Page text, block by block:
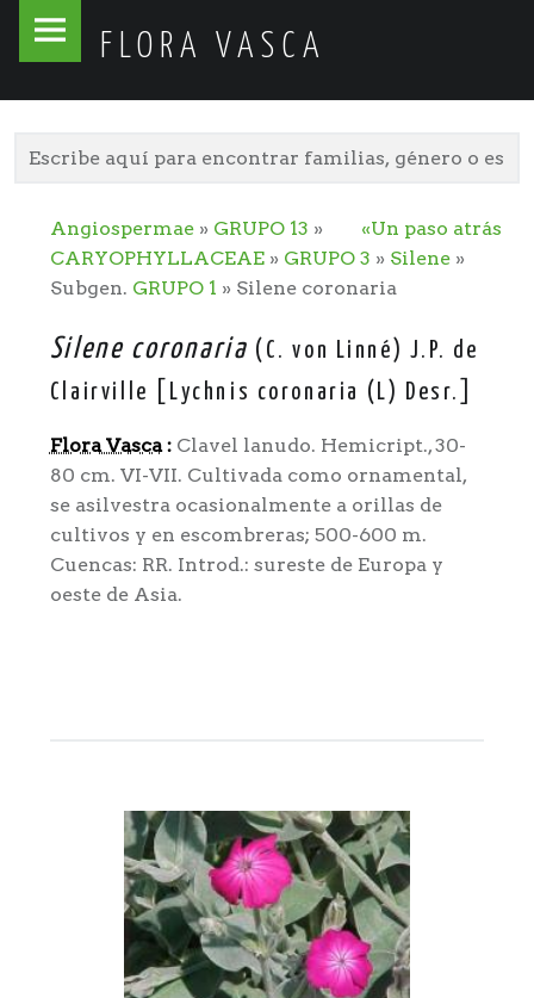
FLORA VASCA
Flora
Skip
«Un paso atrás
Angiospermae» GRUPO 13 »
CARYOPHYLLACEAE» GRUPO 3 » Silene»
Subgen. GRUPO 1 » Silene coronaria
Silene coronaria (C. von Linné) J.P. de
Clairville [Lychnis coronaria (L) Desr.]
Flora Vasca:Clavel lanudo. Hemicript., 30-
80 cm. VI-VII. Cultivada como ornamental,
se asilvestra ocasionalmente a orillas de
cultivos y en escombreras; 500-600 m.
Cuencas: RR. Introd.: sureste de Europa y
oeste de Asia.